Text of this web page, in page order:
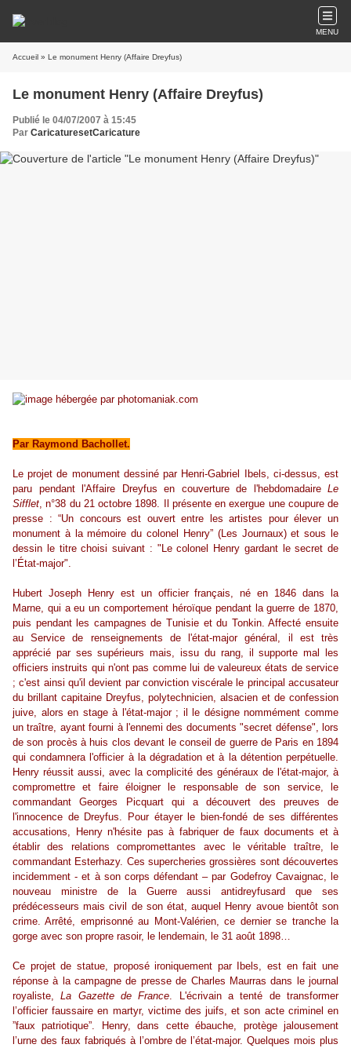
MENU
Accueil » Le monument Henry (Affaire Dreyfus)
Le monument Henry (Affaire Dreyfus)
Publié le 04/07/2007 à 15:45
Par CaricaturesetCaricature
Par Raymond Bachollet.
Le projet de monument dessiné par Henri-Gabriel Ibels, ci-dessus, est
paru pendant l'Affaire Dreyfus en couverture de l'hebdomadaire Le
Sifflet, n°38 du 21 octobre 1898. Il présente en exergue une coupure de
presse : “Un concours est ouvert entre les artistes pour élever un
monument à la mémoire du colonel Henry” (Les Journaux) et sous le
dessin le titre choisi suivant : "Le colonel Henry gardant le secret de
l’État-major".
Hubert Joseph Henry est un officier français, né en 1846 dans la
Marne, qui a eu un comportement héroïque pendant la guerre de 1870,
puis pendant les campagnes de Tunisie et du Tonkin. Affecté ensuite
au Service de renseignements de l'état-major général, il est très
apprécié par ses supérieurs mais, issu du rang, il supporte mal les
officiers instruits qui n'ont pas comme lui de valeureux états de service
; c'est ainsi qu'il devient par conviction viscérale le principal accusateur
du brillant capitaine Dreyfus, polytechnicien, alsacien et de confession
juive, alors en stage à l'état-major ; il le désigne nommément comme
un traître, ayant fourni à l'ennemi des documents "secret défense", lors
de son procès à huis clos devant le conseil de guerre de Paris en 1894
qui condamnera l'officier à la dégradation et à la détention perpétuelle.
Henry réussit aussi, avec la complicité des généraux de l'état-major, à
compromettre et faire éloigner le responsable de son service, le
commandant Georges Picquart qui a découvert des preuves de
l'innocence de Dreyfus. Pour étayer le bien-fondé de ses différentes
accusations, Henry n'hésite pas à fabriquer de faux documents et à
établir des relations compromettantes avec le véritable traître, le
commandant Esterhazy. Ces supercheries grossières sont découvertes
incidemment - et à son corps défendant – par Godefroy Cavaignac, le
nouveau ministre de la Guerre aussi antidreyfusard que ses
prédécesseurs mais civil de son état, auquel Henry avoue bientôt son
crime. Arrêté, emprisonné au Mont-Valérien, ce dernier se tranche la
gorge avec son propre rasoir, le lendemain, le 31 août 1898…
Ce projet de statue, proposé ironiquement par Ibels, est en fait une
réponse à la campagne de presse de Charles Maurras dans le journal
royaliste,La Gazette de France. L'écrivain a tenté de transformer
l’officier faussaire en martyr, victime des juifs, et son acte criminel en
”faux patriotique”. Henry, dans cette ébauche, protège jalousement
l’urne des faux fabriqués à l’ombre de l’état-major. Quelques mois plus